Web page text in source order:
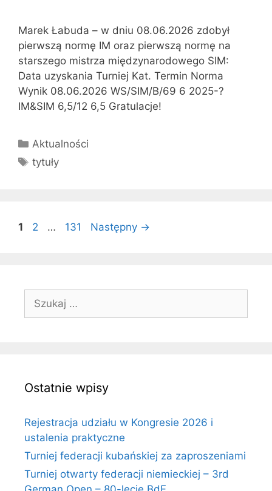
Marek Łabuda – w dniu 08.06.2026 zdobył
pierwszą normę IM oraz pierwszą normę na
starszego mistrza międzynarodowego SIM:
Data uzyskania Turniej Kat. Termin Norma
Wynik 08.06.2026 WS/SIM/B/69 6 2025-?
IM&SIM 6,5/12 6,5 Gratulacje!
Kategorie
Aktualności
Tagi
tytuły
Strona
1 Strona
2 … Strona
131 Następny →
Szukaj:
Ostatnie wpisy
Rejestracja udziału w Kongresie 2026 i
ustalenia praktyczne
Turniej federacji kubańskiej za zaproszeniami
Turniej otwarty federacji niemieckiej – 3rd